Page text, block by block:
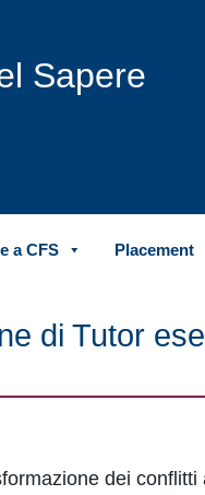
Sapere
a CFS Placement
di Tutor
dei conflitti